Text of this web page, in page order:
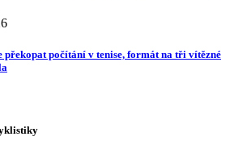
překopat počítání v tenise, formát na tři vítězné